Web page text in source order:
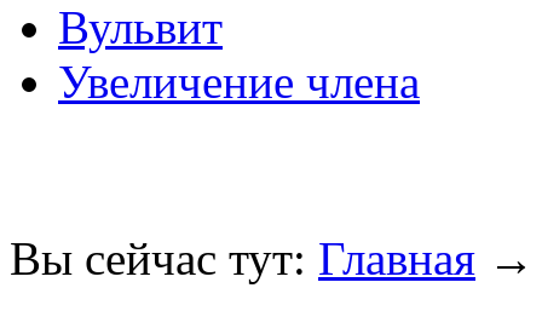
Вульвит
Увеличение члена
Вы сейчас тут: Главная